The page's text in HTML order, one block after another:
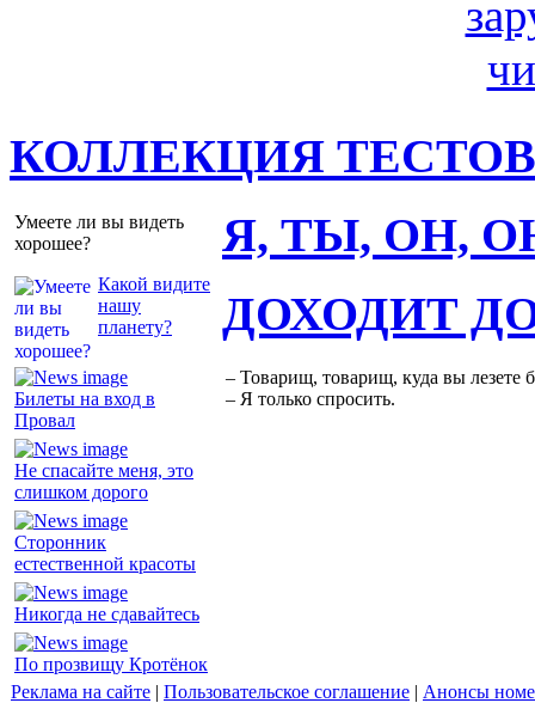
КОЛЛЕКЦИЯ ТЕСТОВ
Умеете ли вы видеть
хорошее?
Какой видите
нашу
планету?
Я, ТЫ, ОН,
Билеты на вход в
Провал
Не спасайте меня, это
слишком дорого
Сторонник
естественной красоты
Никогда не сдавайтесь
По прозвищу Кротёнок
ДОХОДИТ
– Товарищ, товарищ, куда вы лезете
– Я только спросить.
Реклама на сайте | Пользовательское соглашение | Анонсы